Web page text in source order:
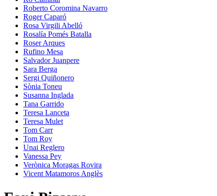
Roberto Coromina Navarro
Roger Caparó
Rosa Virgili Abelló
Rosalía Pomés Batalla
Roser Arques
Rufino Mesa
Salvador Juanpere
Sara Berga
Sergi Quiñonero
Sònia Toneu
Susanna Inglada
Tana Garrido
Teresa Lanceta
Teresa Mulet
Tom Carr
Tom Roy
Unai Reglero
Vanessa Pey
Verònica Moragas Rovira
Vicent Matamoros Anglès